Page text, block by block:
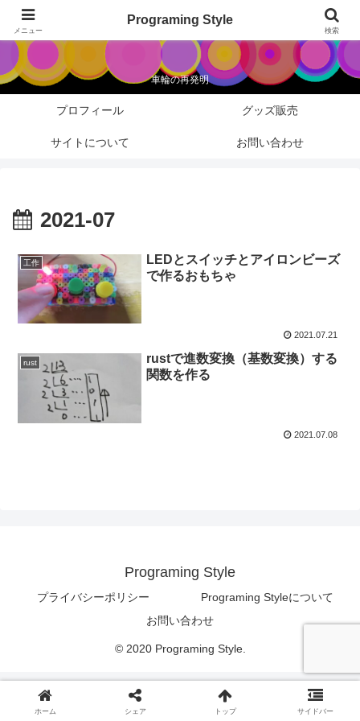
Programing Style
車輪の再発明
プロフィール グッズ販売
サイトについて お問い合わせ
2021-07
工作
LEDとスイッチとアイロンビーズ
で作るおもちゃ
2021.07.21
rust
rustで進数変換（基数変換）する
関数を作る
2021.07.08
Programing Style
プライバシーポリシー
Programing Styleについて
お問い合わせ
© 2020 Programing Style.
メニュー
Programing Style
検索
ホーム シェア トップ サイドバー